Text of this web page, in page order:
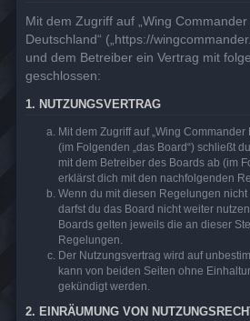
Mit dem Zugriff auf „Wing
Deutschland“ („https://
und dem Betreiber ein Vertrag mit
geschlossen:
1. NUTZUNGSVERTRAG
Mit dem Zugriff auf „Wing
(im Folgenden „das Board“) schließt
mit dem Betreiber des Boards ab (im
erklärst dich mit den nachfolgenden
Wenn du mit diesen Regelungen
darfst du das Board nicht weiter
Boards gelten jeweils die an dieser
Regelungen.
Der Nutzungsvertrag wird auf
kann von beiden Seiten ohne
gekündigt werden.
2. EINRÄUMUNG VON